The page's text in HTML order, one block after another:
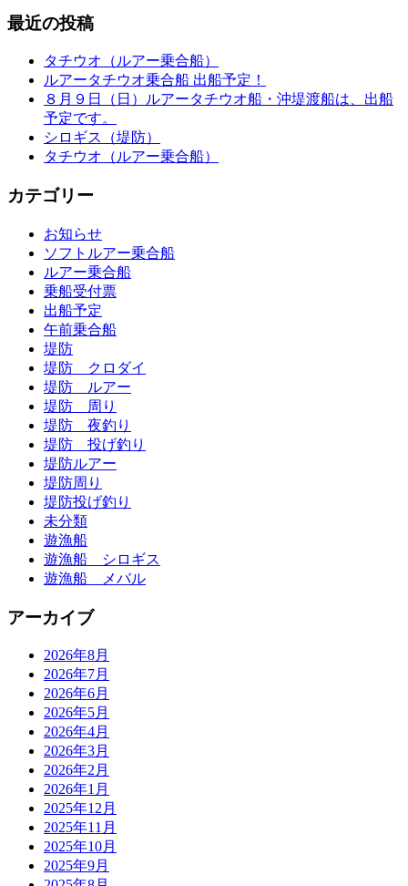
最近の投稿
タチウオ（ルアー乗合船）
ルアータチウオ乗合船 出船予定！
８月９日（日）ルアータチウオ船・沖堤渡船は、出船
予定です。
シロギス（堤防）
タチウオ（ルアー乗合船）
カテゴリー
お知らせ
ソフトルアー乗合船
ルアー乗合船
乗船受付票
出船予定
午前乗合船
堤防
堤防 クロダイ
堤防 ルアー
堤防 周り
堤防 夜釣り
堤防 投げ釣り
堤防ルアー
堤防周り
堤防投げ釣り
未分類
遊漁船
遊漁船 シロギス
遊漁船 メバル
アーカイブ
2026年8月
2026年7月
2026年6月
2026年5月
2026年4月
2026年3月
2026年2月
2026年1月
2025年12月
2025年11月
2025年10月
2025年9月